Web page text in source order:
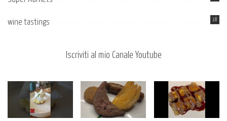
wine tastings 18
Iscriviti al mio Canale Youtube